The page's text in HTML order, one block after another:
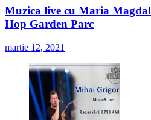
Muzica live cu Maria
Hop Garden Parc
martie 12, 2021